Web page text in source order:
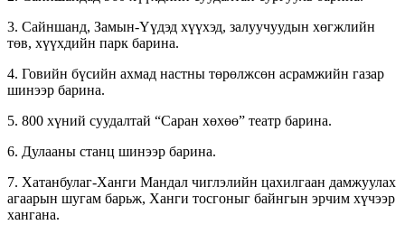
3. Сайншанд, Замын-Үүдэд хүүхэд, залуучуудын хөгжлийн
төв, хүүхдийн парк барина.
4. Говийн бүсийн ахмад настны төрөлжсөн асрамжийн газар
шинээр барина.
5. 800 хүний суудалтай “Саран хөхөө” театр барина.
6. Дулааны станц шинээр барина.
7. Хатанбулаг-Ханги Мандал чиглэлийн цахилгаан дамжуулах
агаарын шугам барьж, Ханги тосгоныг байнгын эрчим хүчээр
хангана.